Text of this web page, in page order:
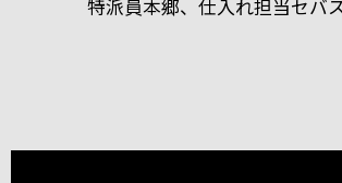
特派員本郷、仕入れ担当セバ